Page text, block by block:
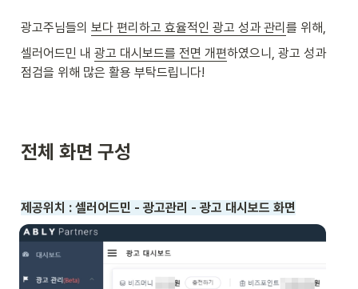
광고주님들의 보다 편리하고 효율적인 광고 성과 관리 를 위해,
셀러어드민 내 광고 대시보드를 전면 개편하였으니, 광고 성과
점검을 위해 많은 활용 부탁드립니다!
전체 화면 구성
제공위치 : 셀러어드민 - 광고관리 - 광고 대시보드 화면